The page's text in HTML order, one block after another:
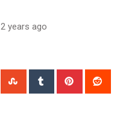
2 years ago
WhatsappStumbleUpon
Tumblr Pinterest